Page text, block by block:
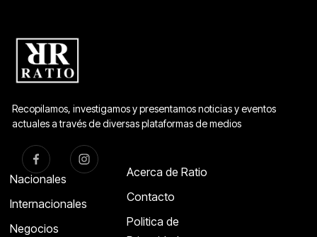
Recopilamos, investigamos y presentamos noticias y eventos
actuales a través de diversas plataformas de medios
Nacionales
Internacionales
Negocios
Acerca de Ratio
Contacto
Politica de